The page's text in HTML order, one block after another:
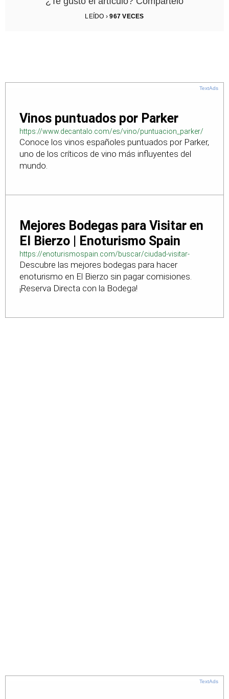
LEÍDO ›967 VECES
TextAds
Vinos puntuados por Parker
https://www.decantalo.com/es/vino/puntuacion_parker/
Conoce los vinos españoles puntuados por Parker,
uno de los críticos de vino más influyentes del
mundo.
Mejores Bodegas para Visitar en
El Bierzo | Enoturismo Spain
https://enoturismospain.com/buscar/ciudad-visitar-
bodegas-en-leon
Descubre las mejores bodegas para hacer
enoturismo en El Bierzo sin pagar comisiones.
¡Reserva Directa con la Bodega!
TextAds